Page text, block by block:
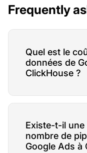
Frequently
Quel est le
données de
ClickHouse ?
Existe-t-il une
nombre de
Google Ads à